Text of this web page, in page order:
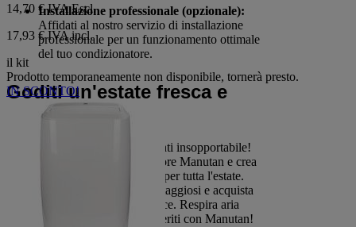
Installazione professionale (opzionale):
Affidati al nostro servizio di installazione
professionale per un funzionamento ottimale
del tuo condizionatore.
Goditi un'estate fresca e
confortevole!
Non aspettare che il caldo diventi insopportabile!
Scegli subito il tuo condizionatore Manutan e crea
un ambiente fresco e piacevole per tutta l'estate.
Approfitta dei nostri prezzi vantaggiosi e acquista
online in modo semplice e veloce. Respira aria
fresca e goditi il comfort che meriti con Manutan!
14,70 €IVA Escl.
17,93 € IVA incl.
il kit
Prodotto temporaneamente non disponibile, tornerà presto.
IN SCONTO!